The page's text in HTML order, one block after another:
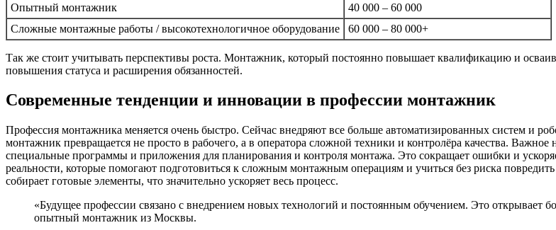
Опытный монтажник
40 000 – 60 000
Сложные монтажные работы / высокотехнологичное оборудование
60 000 – 80 000+
Так же стоит учитывать перспективы роста. Монтажник, который постоянно повышает квалификацию и
повышения статуса и расширения обязанностей.
Современные тенденции и инновации в профессии монтажник
Профессия монтажника меняется очень быстро. Сейчас внедряют все больше автоматизированных систем и
монтажник превращается не просто в рабочего, а в оператора сложной техники и контролёра качества.
специальные программы и приложения для планирования и контроля монтажа. Это сокращает ошибки и
реальности, которые помогают подготовиться к сложным монтажным операциям и учиться без риска
собирает готовые элементы, что значительно ускоряет весь процесс.
«Будущее профессии связано с внедрением новых технологий и постоянным обучением. Это открывает
опытный монтажник из Москвы.